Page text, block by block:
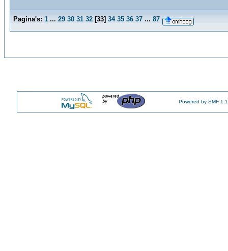
Pagina's: 1 ... 29 30 31 32 [33] 34 35 36 37 ... 87
Powered by SMF